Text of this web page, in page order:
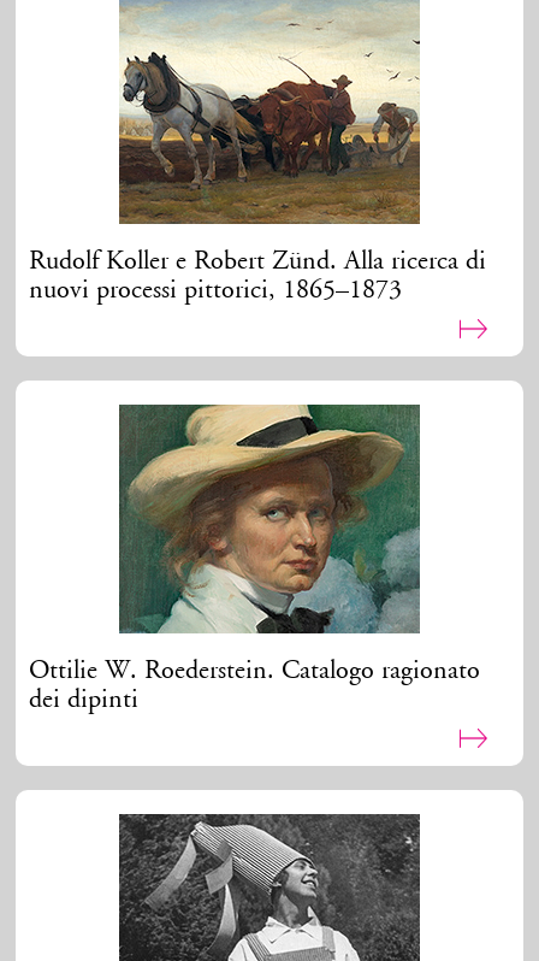
Rudolf Koller e Robert Zünd. Alla ricerca di
nuovi processi pittorici, 1865–1873
Ottilie W. Roederstein. Catalogo ragionato
dei dipinti